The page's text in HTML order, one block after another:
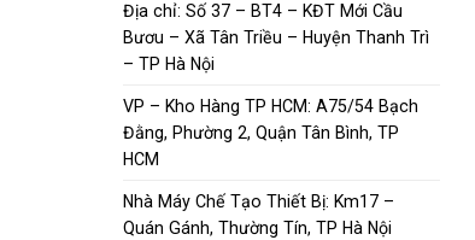
Địa chỉ: Số 37 – BT4 – KĐT Mới Cầu
Bươu – Xã Tân Triều – Huyện Thanh Trì
– TP Hà Nội
VP – Kho Hàng TP HCM: A75/54 Bạch
Đằng, Phường 2, Quận Tân Bình, TP
HCM
Nhà Máy Chế Tạo Thiết Bị: Km17 –
Quán Gánh, Thường Tín, TP Hà Nội